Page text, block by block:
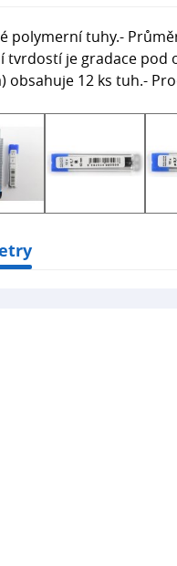
polymerní tuhy.-
tvrdostí je gradace pod
obsahuje 12 ks tuh.-